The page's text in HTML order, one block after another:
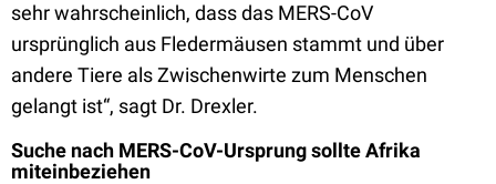
sehr wahrscheinlich, dass das MERS-CoV
ursprünglich aus Fledermäusen stammt und über
andere Tiere als Zwischenwirte zum Menschen
gelangt ist“, sagt Dr. Drexler.
Suche nach MERS-CoV-Ursprung sollte Afrika
miteinbeziehen